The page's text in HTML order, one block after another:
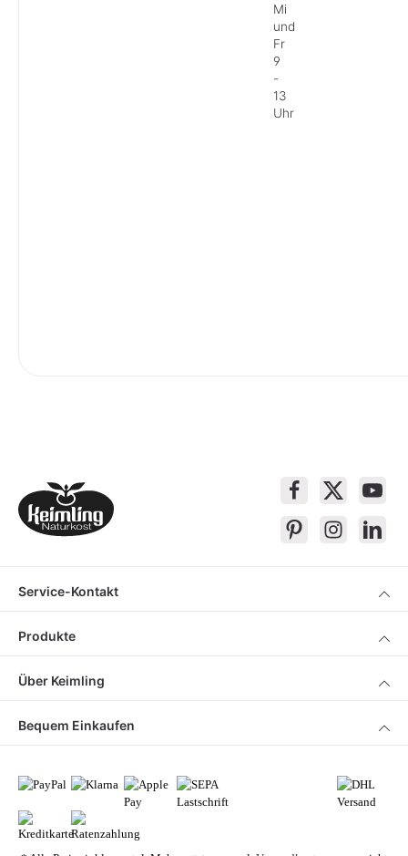
Mi
und
Fr
9
-
13
Uhr
Service-Kontakt
Produkte
Über Keimling
Bequem Einkaufen